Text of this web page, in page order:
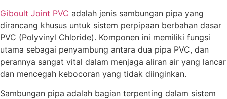
Giboult Joint PVC adalah jenis sambungan pipa yang
dirancang khusus untuk sistem perpipaan berbahan dasar
PVC (Polyvinyl Chloride). Komponen ini memiliki fungsi
utama sebagai penyambung antara dua pipa PVC, dan
perannya sangat vital dalam menjaga aliran air yang lancar
dan mencegah kebocoran yang tidak diinginkan.
Sambungan pipa adalah bagian terpenting dalam sistem